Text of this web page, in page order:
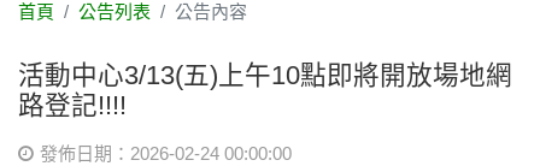
首頁 公告列表 公告內容
活動中心3/13(五)上午10點即將開放場地網
路登記!!!!
發佈日期：2026-02-24 00:00:00